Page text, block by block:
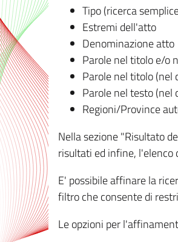
Tipo (ricerca
Estremi dell'atto
Denominazione atto
Parole nel titolo e/o
Parole nel titolo (nel
Parole nel testo (nel
Regioni/Province
Nella sezione "Risultato
risultati ed infine, l'elenco
E' possibile affinare la
filtro che consente di
Le opzioni per